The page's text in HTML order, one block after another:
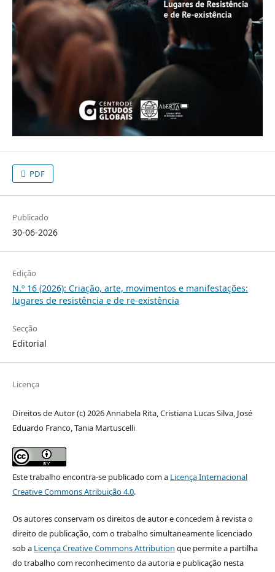
PDF
Publicado
30-06-2026
Edição
N.º 16 (2026): Criação, arte, movimentos e manifestações:
lugares de resistência e de re-existência
Secção
Editorial
Licença
Direitos de Autor (c) 2026 Annabela Rita, Cristiana Lucas Silva, José
Eduardo Franco, Tania Martuscelli
Este trabalho encontra-se publicado com a Licença Internacional
Creative Commons Atribuição 4.0.
Os autores conservam os direitos de autor e concedem à revista o
direito de publicação, com o trabalho simultaneamente licenciado
sob a Licença Creative Commons Attribution que permite a partilha
do trabalho com reconhecimento da autoria e publicação nesta